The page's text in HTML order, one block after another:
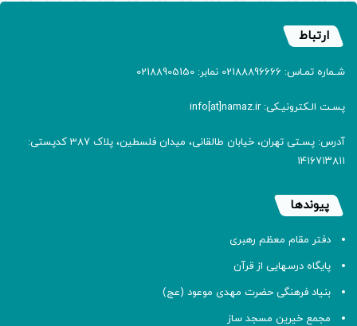
ارتباط
شـماره تمـاس: 02188896666 نمابر: 02188905150
پسـت الـکترونیـکی: info[at]namaz.ir
آدرس: پسـتی تهران، خیابان طالقانی، میدان فلسطین، پلاک 387 کدپستی:
۱۴۱۶۷۱۳۸۱۱
پیوندها
دفتر مقام معظم رهبری
پایگاه درسهایی از قرآن
بنیاد فرهنگی حضرت مهدی موعود (عج)
مجمع خیرین مسجد ساز